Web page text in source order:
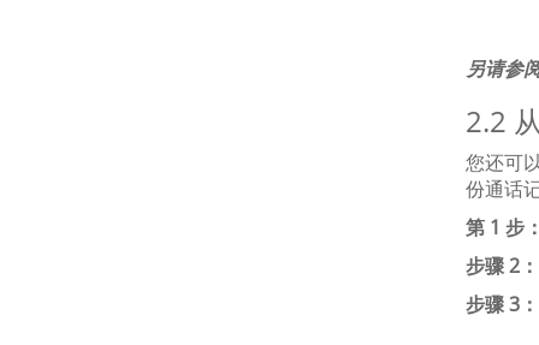
另请参
2.2
您还可
份通话
第 1 步：
步骤 2：
步骤 3：